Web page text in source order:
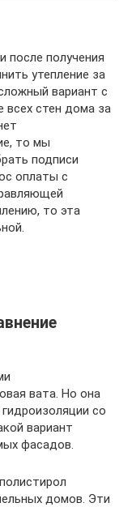
получения
утепление за
вариант с
всех стен дома за
то мы
подписи
оплаты с
то эта
вата. Но она
со
вариант
фасадов.
домов. Эти